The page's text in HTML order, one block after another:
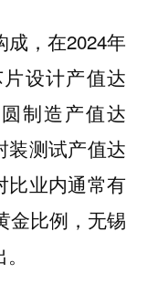
，在2024年
设计产值达
制造产值达
装测试产值达
比业内通常有
金比例，无锡